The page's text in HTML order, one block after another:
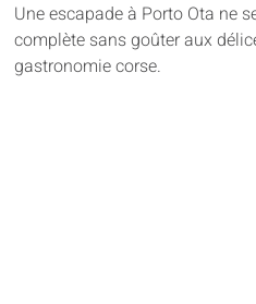
Une escapade à Porto Ota ne
complète sans goûter aux
gastronomie corse.